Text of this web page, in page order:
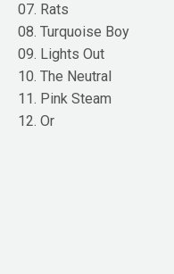
07. Rats
08. Turquoise Boy
09. Lights Out
10. The Neutral
11. Pink Steam
12. Or